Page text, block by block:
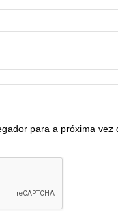
para a próxima vez